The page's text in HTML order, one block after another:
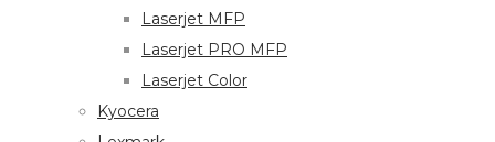
Laserjet MFP
Laserjet PRO MFP
Laserjet Color
Kyocera